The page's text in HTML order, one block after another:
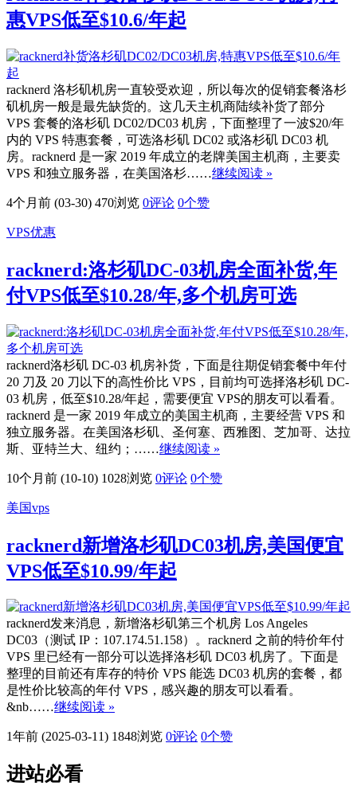
惠VPS低至$10.6/年起
racknerd 洛杉矶机房一直较受欢迎，所以每次的促销套餐洛杉
矶机房一般是最先缺货的。这几天主机商陆续补货了部分
VPS 套餐的洛杉矶 DC02/DC03 机房，下面整理了一波$20/年
内的 VPS 特惠套餐，可选洛杉矶 DC02 或洛杉矶 DC03 机
房。racknerd 是一家 2019 年成立的老牌美国主机商，主要卖
VPS 和独立服务器，在美国洛杉……继续阅读 »
4个月前 (03-30) 470浏览 0评论 0个赞
VPS优惠
racknerd:洛杉矶DC-03机房全面补货,年
付VPS低至$10.28/年,多个机房可选
racknerd洛杉矶 DC-03 机房补货，下面是往期促销套餐中年付
20 刀及 20 刀以下的高性价比 VPS，目前均可选择洛杉矶 DC-
03 机房，低至$10.28/年起，需要便宜 VPS的朋友可以看看。
racknerd 是一家 2019 年成立的美国主机商，主要经营 VPS 和
独立服务器。在美国洛杉矶、圣何塞、西雅图、芝加哥、达拉
斯、亚特兰大、纽约；……继续阅读 »
10个月前 (10-10) 1028浏览 0评论 0个赞
美国vps
racknerd新增洛杉矶DC03机房,美国便宜
VPS低至$10.99/年起
racknerd发来消息，新增洛杉矶第三个机房 Los Angeles
DC03（测试 IP：107.174.51.158）。racknerd 之前的特价年付
VPS 里已经有一部分可以选择洛杉矶 DC03 机房了。下面是
整理的目前还有库存的特价 VPS 能选 DC03 机房的套餐，都
是性价比较高的年付 VPS，感兴趣的朋友可以看看。
&nb……继续阅读 »
1年前 (2025-03-11) 1848浏览 0评论 0个赞
进站必看